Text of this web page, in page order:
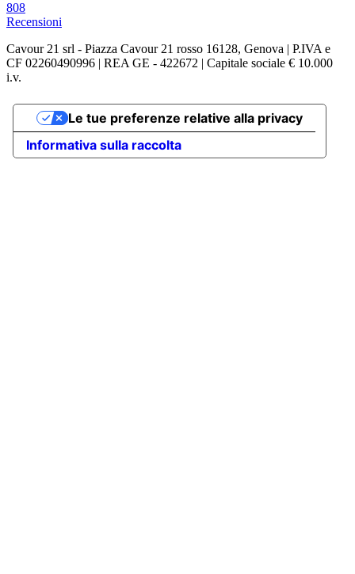
808
Recensioni
Cavour 21 srl - Piazza Cavour 21 rosso 16128, Genova | P.IVA e
CF 02260490996 | REA GE - 422672 | Capitale sociale € 10.000
i.v.
Informativa sulla raccolta
Le tue preferenze relative alla privacy